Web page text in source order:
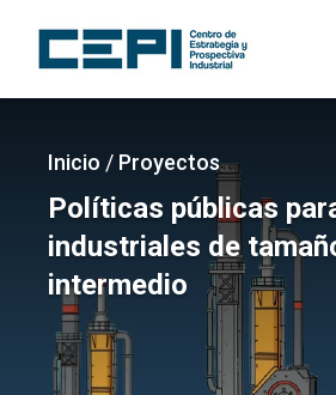
contenido
principal
Sobrescribir
enlaces
de
ayuda
a
la
navegación
Inicio / Proyectos
Políticas públicas
industriales de
intermedio